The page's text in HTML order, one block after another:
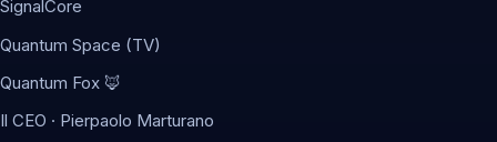
SignalCore
Quantum Space (TV)
Quantum Fox 🦊
Il CEO · Pierpaolo Marturano